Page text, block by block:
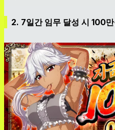
2. 7일간 임무 달성 시 100